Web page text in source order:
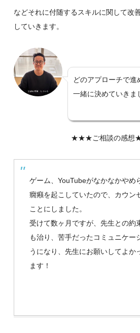
などそれに付随するスキルに関して改
していきます。
どのアプローチで進
一緒に決めていきま
★★★ご相談の感
ゲーム、YouTubeがなかなかやめ
癇癪を起こしていたので、カウン
ことにしました。
受けて数ヶ月ですが、先生との約
も治り、苦手だったコミュニケー
うになり、先生にお願いしてよか
ます！